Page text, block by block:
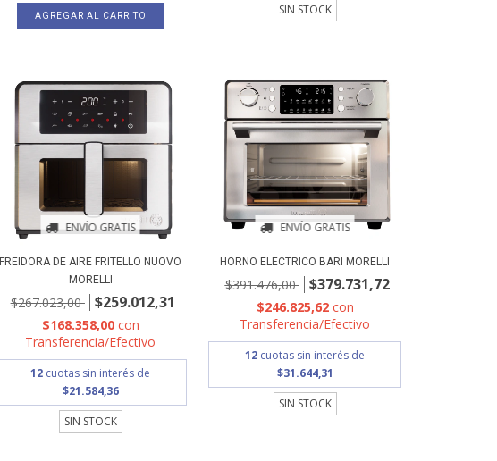
SIN STOCK
ENVÍO GRATIS
FREIDORA DE AIRE FRITELLO NUOVO
MORELLI
$267.023,00 $259.012,31
$168.358,00 con
Transferencia/Efectivo
12 cuotas sin interés de
$21.584,36
SIN STOCK
ENVÍO GRATIS
HORNO ELECTRICO BARI MORELLI
$391.476,00 $379.731,72
$246.825,62 con
Transferencia/Efectivo
12 cuotas sin interés de
$31.644,31
SIN STOCK